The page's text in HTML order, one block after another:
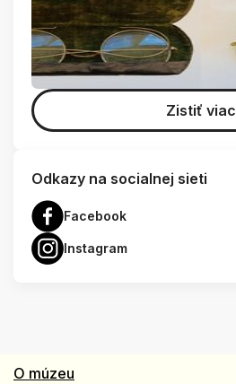
Zistiť viac
Odkazy na socialnej sieti
Facebook
Instagram
O múzeu